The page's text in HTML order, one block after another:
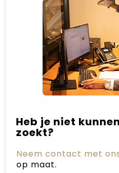
Heb je niet
zoekt?
Neem contact met
op maat.